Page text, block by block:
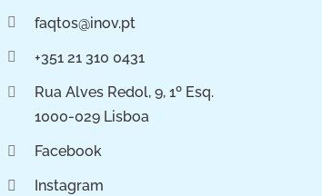
faqtos@inov.pt
+351 21 310 0431
Rua Alves Redol, 9, 1º Esq.
1000-029 Lisboa
Facebook
Instagram